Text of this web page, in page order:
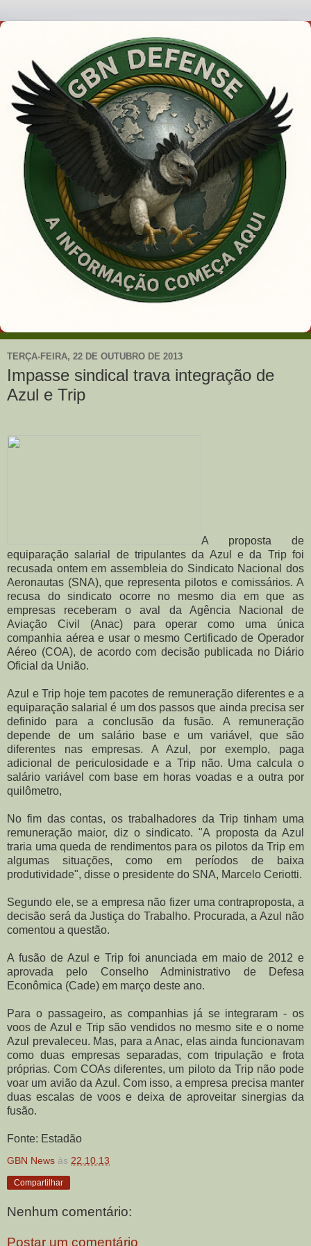
TERÇA-FEIRA, 22 DE OUTUBRO DE 2013
Impasse sindical trava integração de
Azul e Trip
A proposta de
equiparação salarial de tripulantes da Azul e da Trip foi
recusada ontem em assembleia do Sindicato Nacional dos
Aeronautas (SNA), que representa pilotos e comissários. A
recusa do sindicato ocorre no mesmo dia em que as
empresas receberam o aval da Agência Nacional de
Aviação Civil (Anac) para operar como uma única
companhia aérea e usar o mesmo Certificado de Operador
Aéreo (COA), de acordo com decisão publicada no Diário
Oficial da União.
Azul e Trip hoje tem pacotes de remuneração diferentes e a
equiparação salarial é um dos passos que ainda precisa ser
definido para a conclusão da fusão. A remuneração
depende de um salário base e um variável, que são
diferentes nas empresas. A Azul, por exemplo, paga
adicional de periculosidade e a Trip não. Uma calcula o
salário variável com base em horas voadas e a outra por
quilômetro,
No fim das contas, os trabalhadores da Trip tinham uma
remuneração maior, diz o sindicato. "A proposta da Azul
traria uma queda de rendimentos para os pilotos da Trip em
algumas situações, como em períodos de baixa
produtividade", disse o presidente do SNA, Marcelo Ceriotti.
Segundo ele, se a empresa não fizer uma contraproposta, a
decisão será da Justiça do Trabalho. Procurada, a Azul não
comentou a questão.
A fusão de Azul e Trip foi anunciada em maio de 2012 e
aprovada pelo Conselho Administrativo de Defesa
Econômica (Cade) em março deste ano.
Para o passageiro, as companhias já se integraram - os
voos de Azul e Trip são vendidos no mesmo site e o nome
Azul prevaleceu. Mas, para a Anac, elas ainda funcionavam
como duas empresas separadas, com tripulação e frota
próprias. Com COAs diferentes, um piloto da Trip não pode
voar um avião da Azul. Com isso, a empresa precisa manter
duas escalas de voos e deixa de aproveitar sinergias da
fusão.
Fonte: Estadão
GBN News às 22.10.13
Compartilhar
Nenhum comentário:
Postar um comentário